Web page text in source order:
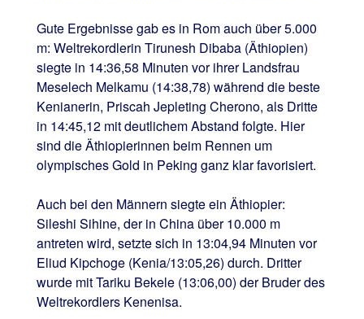
Gute Ergebnisse gab es in Rom auch über 5.000
m: Weltrekordlerin Tirunesh Dibaba (Äthiopien)
siegte in 14:36,58 Minuten vor ihrer Landsfrau
Meselech Melkamu (14:38,78) während die beste
Kenianerin, Priscah Jepleting Cherono, als Dritte
in 14:45,12 mit deutlichem Abstand folgte. Hier
sind die Äthiopierinnen beim Rennen um
olympisches Gold in Peking ganz klar favorisiert.
Auch bei den Männern siegte ein Äthiopier:
Sileshi Sihine, der in China über 10.000 m
antreten wird, setzte sich in 13:04,94 Minuten vor
Eliud Kipchoge (Kenia/13:05,26) durch. Dritter
wurde mit Tariku Bekele (13:06,00) der Bruder des
Weltrekordlers Kenenisa.